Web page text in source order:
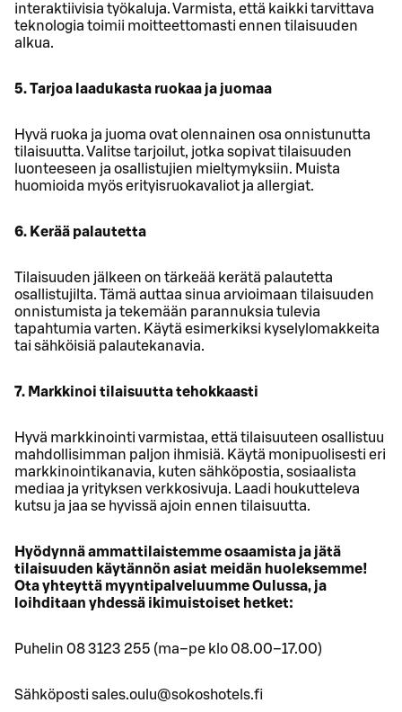
interaktiivisia työkaluja. Varmista, että kaikki tarvittava
teknologia toimii moitteettomasti ennen tilaisuuden
alkua.
5. Tarjoa laadukasta ruokaa ja juomaa
Hyvä ruoka ja juoma ovat olennainen osa onnistunutta
tilaisuutta. Valitse tarjoilut, jotka sopivat tilaisuuden
luonteeseen ja osallistujien mieltymyksiin. Muista
huomioida myös erityisruokavaliot ja allergiat.
6. Kerää palautetta
Tilaisuuden jälkeen on tärkeää kerätä palautetta
osallistujilta. Tämä auttaa sinua arvioimaan tilaisuuden
onnistumista ja tekemään parannuksia tulevia
tapahtumia varten. Käytä esimerkiksi kyselylomakkeita
tai sähköisiä palautekanavia.
7. Markkinoi tilaisuutta tehokkaasti
Hyvä markkinointi varmistaa, että tilaisuuteen osallistuu
mahdollisimman paljon ihmisiä. Käytä monipuolisesti eri
markkinointikanavia, kuten sähköpostia, sosiaalista
mediaa ja yrityksen verkkosivuja. Laadi houkutteleva
kutsu ja jaa se hyvissä ajoin ennen tilaisuutta.
Hyödynnä ammattilaistemme osaamista ja jätä
tilaisuuden käytännön asiat meidän huoleksemme!
Ota yhteyttä myyntipalveluumme Oulussa, ja
loihditaan yhdessä ikimuistoiset hetket:
Puhelin 08 3123 255 (ma–pe klo 08.00–17.00)
Sähköposti sales.oulu@sokoshotels.fi